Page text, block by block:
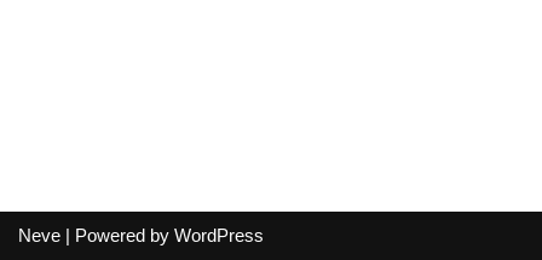
Neve | Powered by WordPress